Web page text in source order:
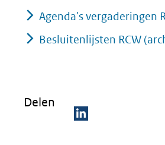
Agenda's vergaderingen
Besluitenlijsten RCW
Delen